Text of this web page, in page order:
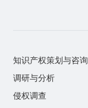
知识产权策划与咨询
调研与分析
侵权调查